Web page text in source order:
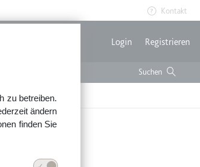
zu betreiben.
ändern
finden Sie
Kontakt
Login Registrieren